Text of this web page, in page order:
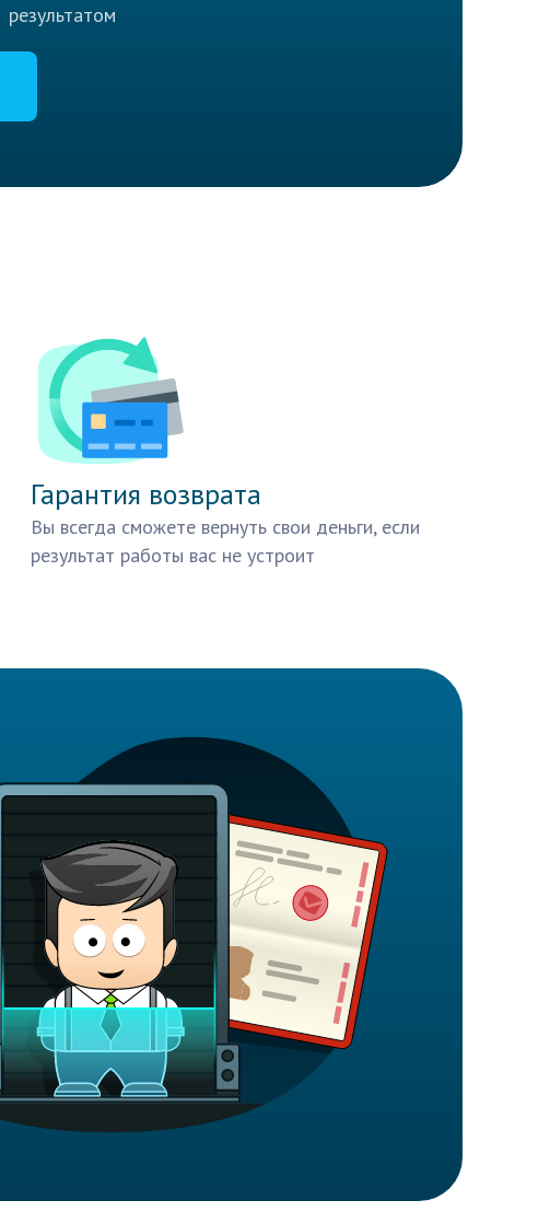
результатом
Гарантия возврата
Вы всегда сможете вернуть свои деньги, если
результат работы вас не устроит